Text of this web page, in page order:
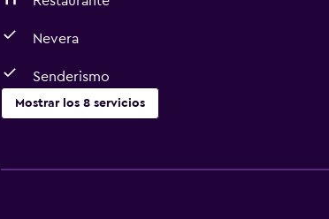
Nevera
Senderismo
Mostrar los 8 servicios
Restaurante